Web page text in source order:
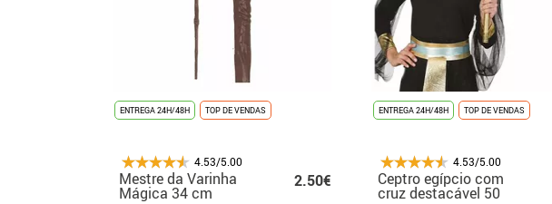
ENTREGA 24H/48H TOP DE VENDAS
4.53/5.00
Mestre da Varinha
Mágica 34 cm
2.50€
ENTREGA 24H/48H TOP DE VENDAS
4.53/5.00
Ceptro egípcio com
cruz destacável 50